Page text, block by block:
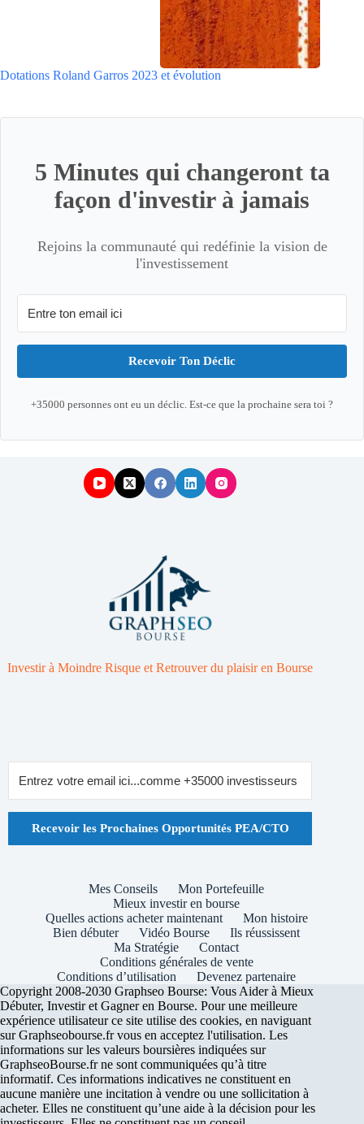
Dotations Roland Garros 2023 et évolution
5 Minutes qui changeront ta
façon d'investir à jamais
Rejoins la communauté qui redéfinie la vision de
l'investissement
Recevoir Ton Déclic
+35000 personnes ont eu un déclic. Est-ce que la prochaine sera toi ?
Investir à Moindre Risque et Retrouver du plaisir en Bourse
Recevoir les Prochaines Opportunités PEA/CTO
Mes Conseils
Mon Portefeuille
Mieux investir en bourse
Quelles actions acheter maintenant
Mon histoire
Bien débuter
Vidéo Bourse
Ils réussissent
Ma Stratégie
Contact
Conditions générales de vente
Conditions d’utilisation
Devenez partenaire
Copyright 2008-2030 Graphseo Bourse: Vous Aider à Mieux
Débuter, Investir et Gagner en Bourse. Pour une meilleure
expérience utilisateur ce site utilise des cookies, en naviguant
sur Graphseobourse.fr vous en acceptez l'utilisation. Les
informations sur les valeurs boursières indiquées sur
GraphseoBourse.fr ne sont communiquées qu’à titre
informatif. Ces informations indicatives ne constituent en
aucune manière une incitation à vendre ou une sollicitation à
acheter. Elles ne constituent qu’une aide à la décision pour les